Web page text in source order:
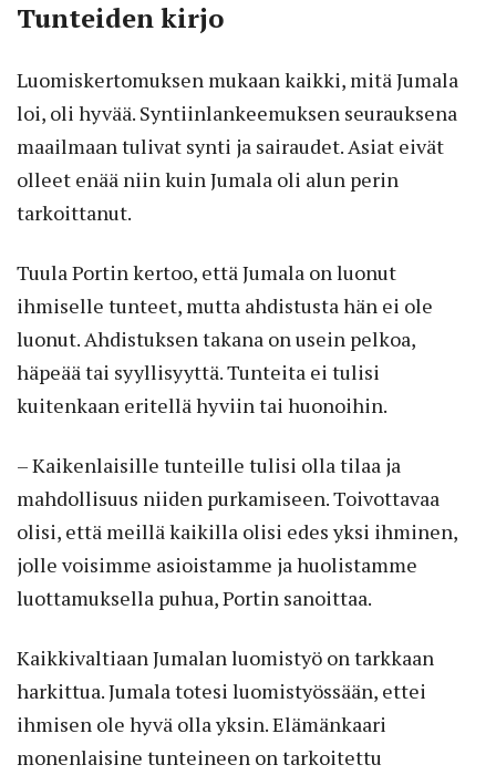
Tunteiden kirjo
Luomiskertomuksen mukaan kaikki, mitä Jumala
loi, oli hyvää. Syntiinlankeemuksen seurauksena
maailmaan tulivat synti ja sairaudet. Asiat eivät
olleet enää niin kuin Jumala oli alun perin
tarkoittanut.
Tuula Portin kertoo, että Jumala on luonut
ihmiselle tunteet, mutta ahdistusta hän ei ole
luonut. Ahdistuksen takana on usein pelkoa,
häpeää tai syyllisyyttä. Tunteita ei tulisi
kuitenkaan eritellä hyviin tai huonoihin.
– Kaikenlaisille tunteille tulisi olla tilaa ja
mahdollisuus niiden purkamiseen. Toivottavaa
olisi, että meillä kaikilla olisi edes yksi ihminen,
jolle voisimme asioistamme ja huolistamme
luottamuksella puhua, Portin sanoittaa.
Kaikkivaltiaan Jumalan luomistyö on tarkkaan
harkittua. Jumala totesi luomistyössään, ettei
ihmisen ole hyvä olla yksin. Elämänkaari
monenlaisine tunteineen on tarkoitettu